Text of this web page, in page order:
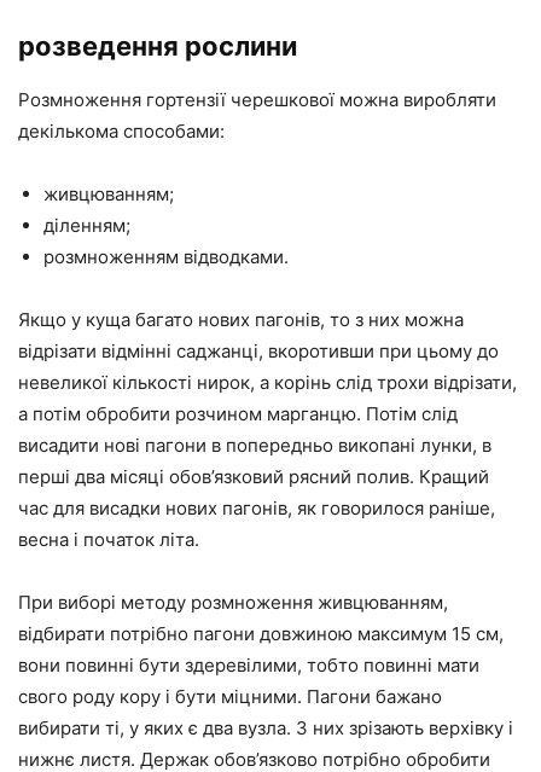
розведення рослини
Розмноження гортензії черешкової можна виробляти
декількома способами:
живцюванням;
діленням;
розмноженням відводками.
Якщо у куща багато нових пагонів, то з них можна
відрізати відмінні саджанці, вкоротивши при цьому до
невеликої кількості нирок, а корінь слід трохи відрізати,
а потім обробити розчином марганцю. Потім слід
висадити нові пагони в попередньо викопані лунки, в
перші два місяці обов’язковий рясний полив. Кращий
час для висадки нових пагонів, як говорилося раніше,
весна і початок літа.
При виборі методу розмноження живцюванням,
відбирати потрібно пагони довжиною максимум 15 см,
вони повинні бути здеревілими, тобто повинні мати
свого роду кору і бути міцними. Пагони бажано
вибирати ті, у яких є два вузла. З них зрізають верхівку і
нижнє листя. Держак обов’язково потрібно обробити